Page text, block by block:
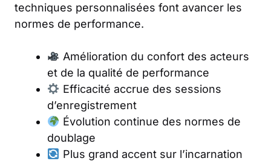
techniques personnalisées font avancer les
normes de performance.
Amélioration du confort des acteurs
et de la qualité de performance
Efficacité accrue des sessions
d’enregistrement
Évolution continue des normes de
doublage
Plus grand accent sur l’incarnation